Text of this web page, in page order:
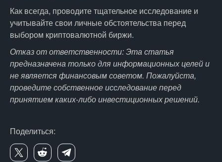
Как всегда, проводите тщательное исследование и
учитывайте свои личные обстоятельства перед
выбором криптовалютной биржи.
Отказ от ответственности: Эта статья
предназначена только для информационных целей и
не является финансовым советом. Пожалуйста,
проведите собственное исследование перед
принятием каких-либо инвестиционных решений.
Поделиться: